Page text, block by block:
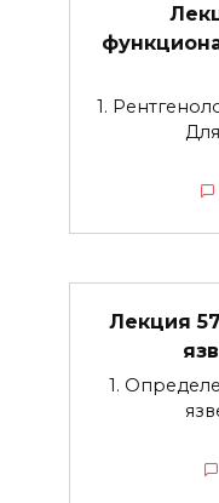
1.
Лекция
1.